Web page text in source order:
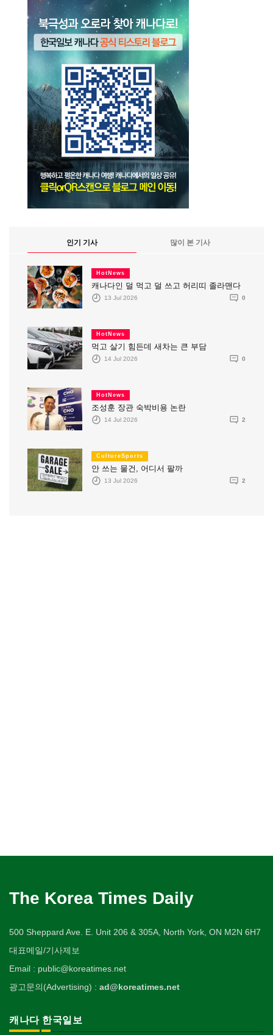
인기 기사 많이 본 기사
HotNews
캐나다인 덜 먹고 덜 쓰고 허리띠 졸라맨다
13 Jul 2026 0
HotNews
먹고 살기 힘든데 새차는 큰 부담
14 Jul 2026 0
HotNews
조성훈 장관 숙박비용 논란
14 Jul 2026 2
CultureSports
안 쓰는 물건, 어디서 팔까
13 Jul 2026 2
The Korea Times Daily
500 Sheppard Ave. E. Unit 206 & 305A, North York, ON M2N 6H7
대표메일/기사제보
Email : public@koreatimes.net
광고문의(Advertising) : ad@koreatimes.net
캐나다 한국일보